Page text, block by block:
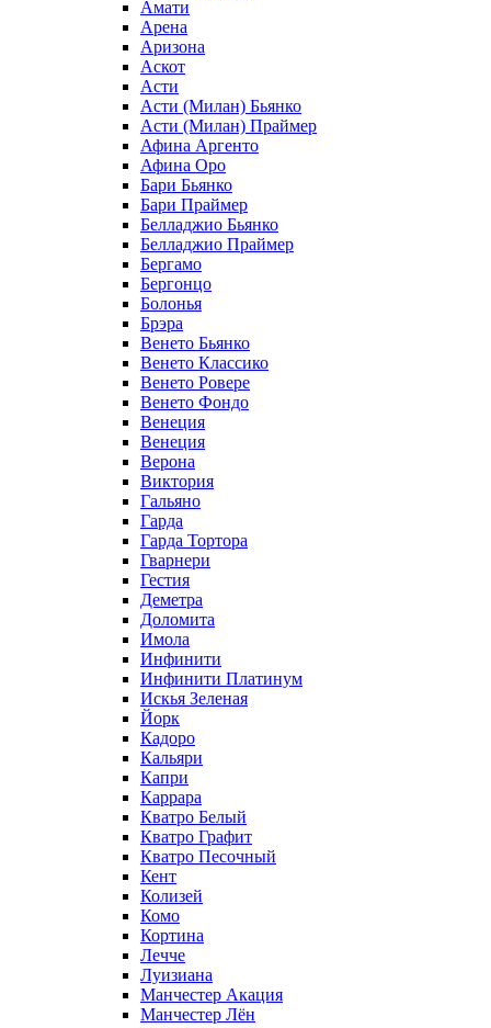
Амати
Арена
Аризона
Аскот
Асти
Асти (Милан) Бьянко
Асти (Милан) Праймер
Афина Аргенто
Афина Оро
Бари Бьянко
Бари Праймер
Белладжио Бьянко
Белладжио Праймер
Бергамо
Бергонцо
Болонья
Брэра
Венето Бьянко
Венето Классико
Венето Ровере
Венето Фондо
Венеция
Венеция
Верона
Виктория
Гальяно
Гарда
Гарда Тортора
Гварнери
Гестия
Деметра
Доломита
Имола
Инфинити
Инфинити Платинум
Искья Зеленая
Йорк
Кадоро
Кальяри
Капри
Каррара
Кватро Белый
Кватро Графит
Кватро Песочный
Кент
Колизей
Комо
Кортина
Лечче
Луизиана
Манчестер Акация
Манчестер Лён